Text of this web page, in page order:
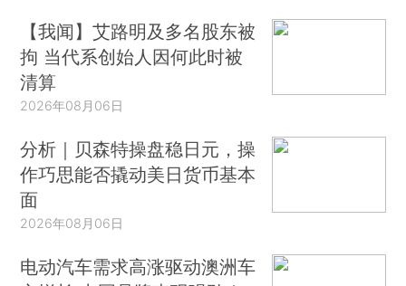
【我闻】艾路明及多名股东被
拘 当代系创始人因何此时被
清算
2026年08月06日
分析｜贝森特操盘稳日元，操
作巧思能否撬动美日货币基本
面
2026年08月06日
电动汽车需求高涨驱动澳洲车